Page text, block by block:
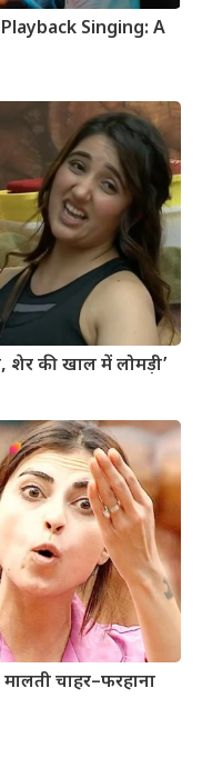
Singing: A
शेर की खाल में लोमड़ी’
चाहर–फरहाना